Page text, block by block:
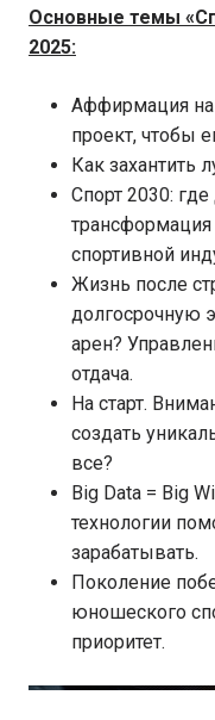
Основные темы
2025:
Аффирмация на
проект, чтобы
Как захантить
Спорт 2030:
спортивной
Жизнь после
долгосрочную
арен?
отдача.
На старт.
создать
все?
Big Data = Big
технологии
зарабатывать.
Поколение
юношеского
приоритет.